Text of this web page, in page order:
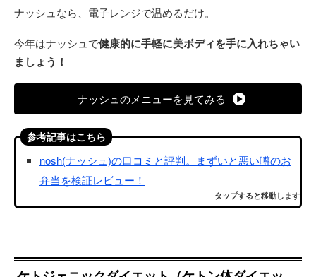
ナッシュなら、電子レンジで温めるだけ。
今年はナッシュで健康的に手軽に美ボディを手に入れちゃい
ましょう！
ナッシュのメニューを見てみる
参考記事はこちら
nosh(ナッシュ)の口コミと評判。まずいと悪い噂のお
弁当を検証レビュー！
タップすると移動します